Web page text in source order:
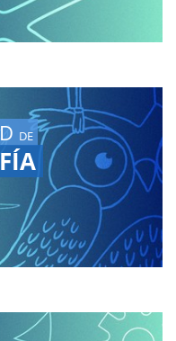
DE